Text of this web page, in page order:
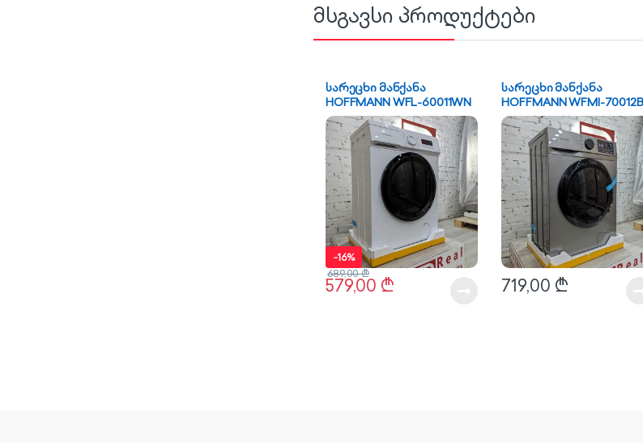
მსგავსი პროდუქტები
სარეცხი მანქანა
HOFFMANN WFL-60011WN
-16%
579,00 ₾
689,00₾
სარეცხი მანქანა
HOFFMANN WFMI-70012B
719,00 ₾